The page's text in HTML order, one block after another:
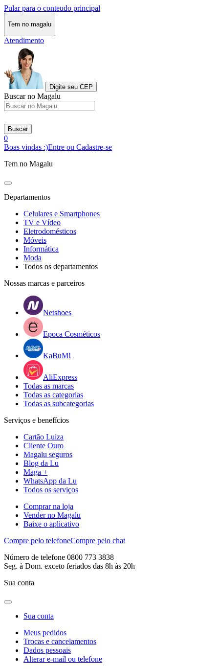
Pular para o conteudo principal
Tem no magalu
Atendimento
Digite seu CEP
Buscar no Magalu
Buscar
0
Boas vindas :)Entre ou Cadastre-se
Tem no Magalu
Departamentos
Celulares e Smartphones
TV e Vídeo
Eletrodomésticos
Móveis
Informática
Moda
Todos os departamentos
Nossas marcas e parceiros
Netshoes
Epoca Cosméticos
KaBuM!
AliExpress
Todas as marcas
Todas as categorias
Todas as subcategorias
Serviços e benefícios
Cartão Luiza
Cliente Ouro
Magalu seguros
Blog da Lu
Maga +
WhatsApp da Lu
Todos os serviços
Comprar na loja
Vender no Magalu
Baixe o aplicativo
Compre pelo telefoneCompre pelo chat
Número de telefone 0800 773 3838
Seg. à Dom. exceto feriados das 8h às 20h
Sua conta
Sua conta
Meus pedidos
Trocas e cancelamentos
Dados pessoais
Alterar e-mail ou telefone